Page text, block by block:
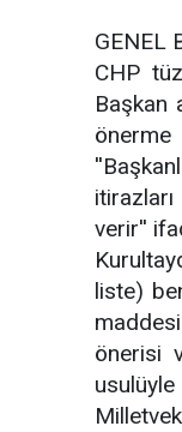
GENEL
CHP
Başkan
verir''
liste)
önerisi
usulüyle